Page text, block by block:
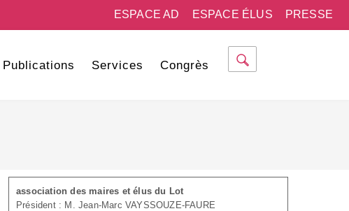
PRESSE
ESPACE ÉLUS
ESPACE AD
Publications Services Congrès
association des maires et élus du Lot
Président : M. Jean-Marc VAYSSOUZE-FAURE